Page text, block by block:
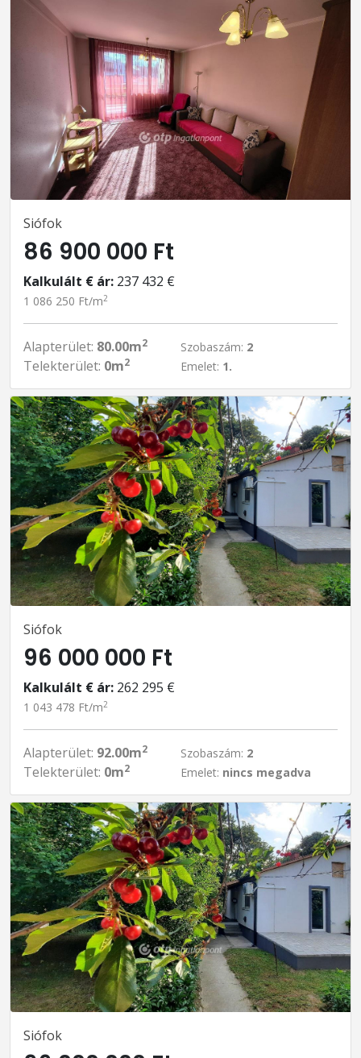
Siófok
86 900 000 Ft
Kalkulált € ár: 237 432 €
1 086 250 Ft/m2
Alapterület: 80.00m2
Telekterület: 0m2
Szobaszám: 2
Emelet: 1.
Siófok
96 000 000 Ft
Kalkulált € ár: 262 295 €
1 043 478 Ft/m2
Alapterület: 92.00m2
Telekterület: 0m2
Szobaszám: 2
Emelet: nincs megadva
Siófok